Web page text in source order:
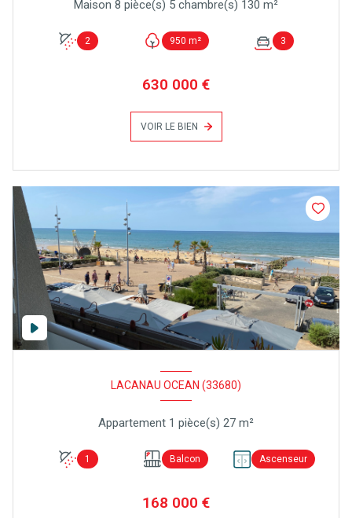
Maison 8 pièce(s) 5 chambre(s) 130 m²
2 950 m² 3
630 000 €
VOIR LE BIEN
LACANAU OCEAN (33680)
Appartement 1 pièce(s) 27 m²
1 Balcon Ascenseur
168 000 €